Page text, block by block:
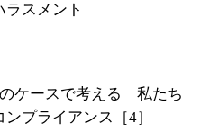
ラスメント
ケースで考える 私たち
ンプライアンス［4］